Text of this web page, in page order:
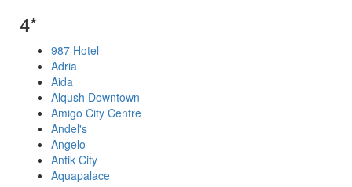
4*
987 Hotel
Adria
Aida
Alqush Downtown
Amigo City Centre
Andel's
Angelo
Antik City
Aquapalace